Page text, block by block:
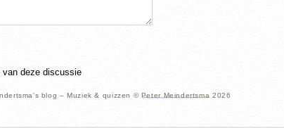
van deze discussie
blog – Muziek & quizzen © Peter Meindertsma 2026